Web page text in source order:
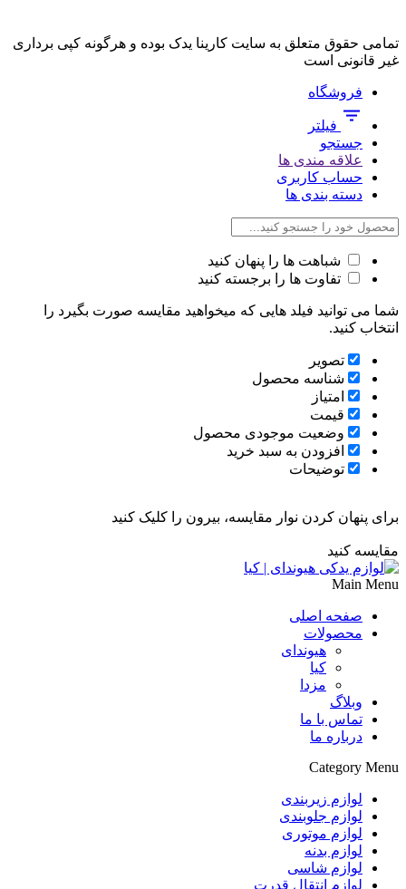
تمامی حقوق متعلق به سایت کارینا یدک بوده و هرگونه کپی برداری
غیر قانونی است
فروشگاه
فیلتر
جستجو
علاقه مندی ها
حساب کاربری
دسته بندی ها
شباهت ها را پنهان کنید
تفاوت ها را برجسته کنید
شما می توانید فیلد هایی که میخواهید مقایسه صورت بگیرد را
انتخاب کنید.
تصویر
شناسه محصول
امتیاز
قیمت
وضعیت موجودی محصول
افزودن به سبد خرید
توضیحات
برای پنهان کردن نوار مقایسه، بیرون را کلیک کنید
مقایسه کنید
Main Menu
صفحه اصلی
محصولات
هیوندای
کیا
مزدا
وبلاگ
تماس با ما
درباره ما
Category Menu
لوازم زیربندی
لوازم جلوبندی
لوازم موتوری
لوازم بدنه
لوازم شاسی
لوازم انتقال قدرت